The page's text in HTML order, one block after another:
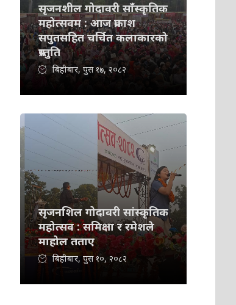
सृजनशील गोदावरी साँस्कृतिक
महोत्सवम : आज प्रकाश
सपुतसहित चर्चित कलाकारको
प्रस्तुति
बिहीबार, पुस १७, २०८२
सृजनशिल गोदावरी सांस्कृतिक
महोत्सव : समिक्षा र रमेशले
माहोल तताए
बिहीबार, पुस १०, २०८२